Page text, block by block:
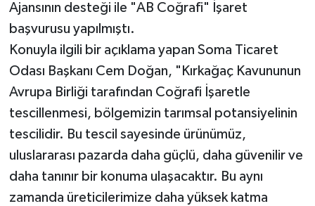
Ajansının desteği ile "AB Coğrafi" İşaret
başvurusu yapılmıştı.
Konuyla ilgili bir açıklama yapan Soma Ticaret
Odası Başkanı Cem Doğan, "Kırkağaç Kavununun
Avrupa Birliği tarafından Coğrafi İşaretle
tescillenmesi, bölgemizin tarımsal potansiyelinin
tescilidir. Bu tescil sayesinde ürünümüz,
uluslararası pazarda daha güçlü, daha güvenilir ve
daha tanınır bir konuma ulaşacaktır. Bu aynı
zamanda üreticilerimize daha yüksek katma